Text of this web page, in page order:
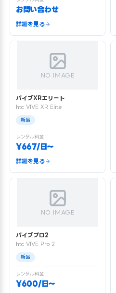
お問い合わせ
詳細を見る
NO IMAGE
バイブXRエリート
htc VIVE XR Elite
新品
レンタル料金
¥667/日〜
詳細を見る
NO IMAGE
バイブプロ2
htc VIVE Pro 2
新品
レンタル料金
¥600/日〜